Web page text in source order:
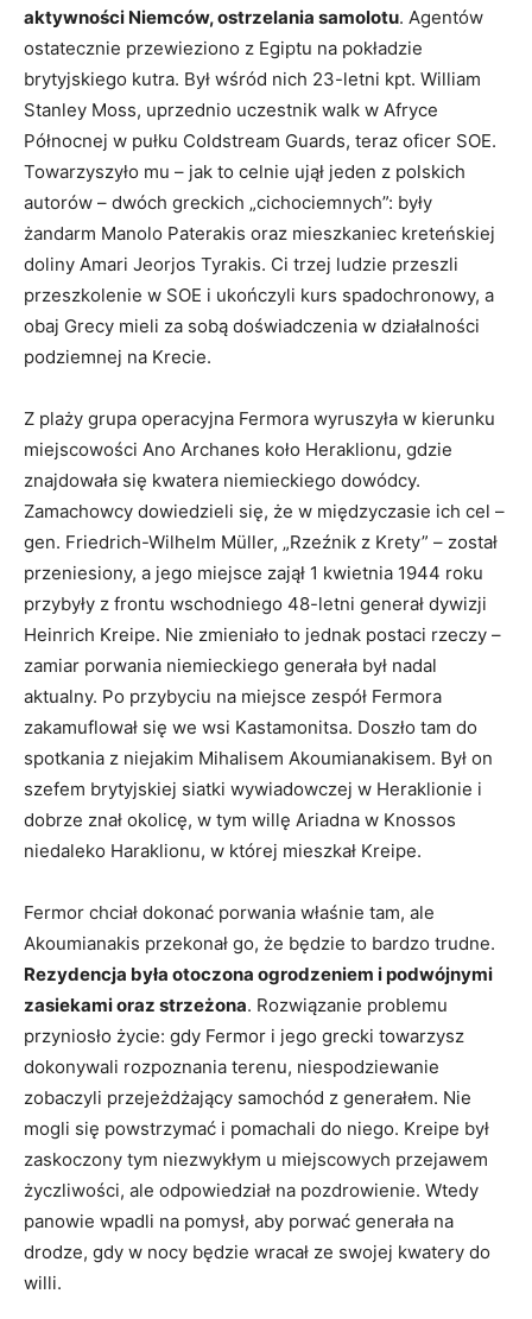
aktywności Niemców, ostrzelania samolotu. Agentów
ostatecznie przewieziono z Egiptu na pokładzie
brytyjskiego kutra. Był wśród nich 23-letni kpt. William
Stanley Moss, uprzednio uczestnik walk w Afryce
Północnej w pułku Coldstream Guards, teraz oficer SOE.
Towarzyszyło mu – jak to celnie ujął jeden z polskich
autorów – dwóch greckich „cichociemnych”: były
żandarm Manolo Paterakis oraz mieszkaniec kreteńskiej
doliny Amari Jeorjos Tyrakis. Ci trzej ludzie przeszli
przeszkolenie w SOE i ukończyli kurs spadochronowy, a
obaj Grecy mieli za sobą doświadczenia w działalności
podziemnej na Krecie.
Z plaży grupa operacyjna Fermora wyruszyła w kierunku
miejscowości Ano Archanes koło Heraklionu, gdzie
znajdowała się kwatera niemieckiego dowódcy.
Zamachowcy dowiedzieli się, że w międzyczasie ich cel –
gen. Friedrich-Wilhelm Müller, „Rzeźnik z Krety” – został
przeniesiony, a jego miejsce zajął 1 kwietnia 1944 roku
przybyły z frontu wschodniego 48-letni generał dywizji
Heinrich Kreipe. Nie zmieniało to jednak postaci rzeczy –
zamiar porwania niemieckiego generała był nadal
aktualny. Po przybyciu na miejsce zespół Fermora
zakamuflował się we wsi Kastamonitsa. Doszło tam do
spotkania z niejakim Mihalisem Akoumianakisem. Był on
szefem brytyjskiej siatki wywiadowczej w Heraklionie i
dobrze znał okolicę, w tym willę Ariadna w Knossos
niedaleko Haraklionu, w której mieszkał Kreipe.
Fermor chciał dokonać porwania właśnie tam, ale
Akoumianakis przekonał go, że będzie to bardzo trudne.
Rezydencja była otoczona ogrodzeniem i podwójnymi
zasiekami oraz strzeżona. Rozwiązanie problemu
przyniosło życie: gdy Fermor i jego grecki towarzysz
dokonywali rozpoznania terenu, niespodziewanie
zobaczyli przejeżdżający samochód z generałem. Nie
mogli się powstrzymać i pomachali do niego. Kreipe był
zaskoczony tym niezwykłym u miejscowych przejawem
życzliwości, ale odpowiedział na pozdrowienie. Wtedy
panowie wpadli na pomysł, aby porwać generała na
drodze, gdy w nocy będzie wracał ze swojej kwatery do
willi.